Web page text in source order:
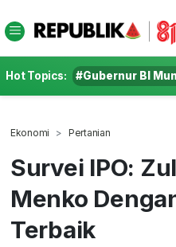
Hot Topics: #Gubernur BI
Ekonomi Pertanian
Survei IPO:
Menko
Terbaik